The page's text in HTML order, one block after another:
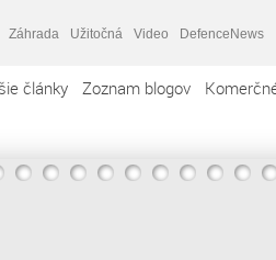
Záhrada Užitočná Video DefenceNews
články Zoznam blogov